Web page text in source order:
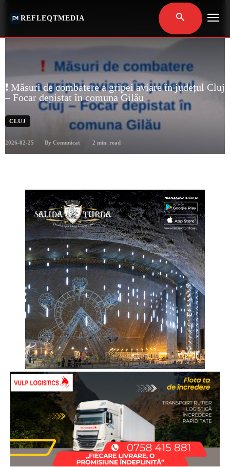
REFLEQTMEDIA
❗️ Măsuri de combatere a gripei aviare în județul Cluj
– Focar depistat în comuna Gilău
CLUJ
2026-02-25 By Comunicat 2 min. read